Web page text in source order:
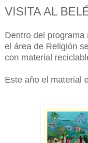
VISITA AL
Dentro del
el área de Religión
con material
Este año el material